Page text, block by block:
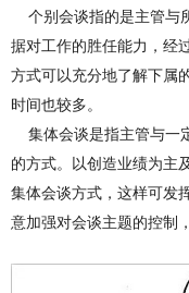
个别会谈指的是主管与
据对工作的胜任能力，经
方式可以充分地了解下属
时间也较多。
集体会谈是指主管与一
的方式。以创造业绩为主
集体会谈方式，这样可发
意加强对会谈主题的控制